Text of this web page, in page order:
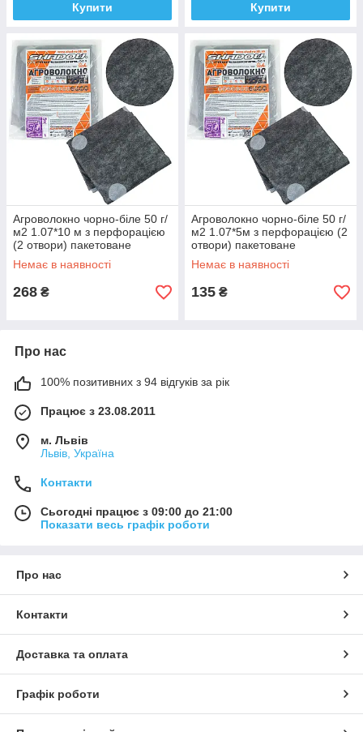
Купити Купити
Агроволокно чорно-біле 50 г/
м2 1.07*10 м з перфорацією
(2 отвори) пакетоване
Немає в наявності
268 ₴
Агроволокно чорно-біле 50 г/
м2 1.07*5м з перфорацією (2
отвори) пакетоване
Немає в наявності
135 ₴
Про нас
100% позитивних з 94 відгуків за рік
Працює з 23.08.2011
м. Львів
Львів, Україна
Контакти
Сьогодні працює з 09:00 до 21:00
Показати весь графік роботи
Про нас
Контакти
Доставка та оплата
Графік роботи